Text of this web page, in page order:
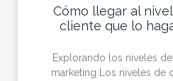
Cómo llegar al
cliente que lo
Explorando los niveles
marketing Los niveles de